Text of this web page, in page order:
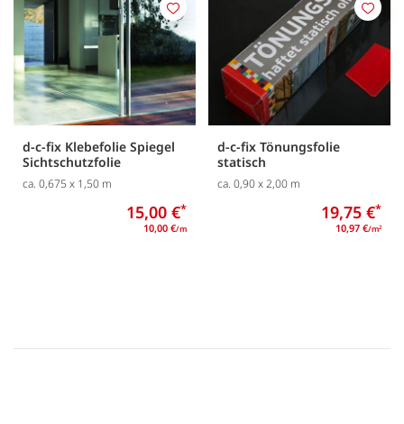
d-c-fix Klebefolie Spiegel
Sichtschutzfolie
ca. 0,675 x 1,50 m
15,00 €*
10,00 €/m
Merken
d-c-fix Tönungsfolie
statisch
ca. 0,90 x 2,00 m
19,75 €*
10,97 €/m2